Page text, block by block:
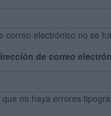
correo electrónico no se
de correo
no haya errores